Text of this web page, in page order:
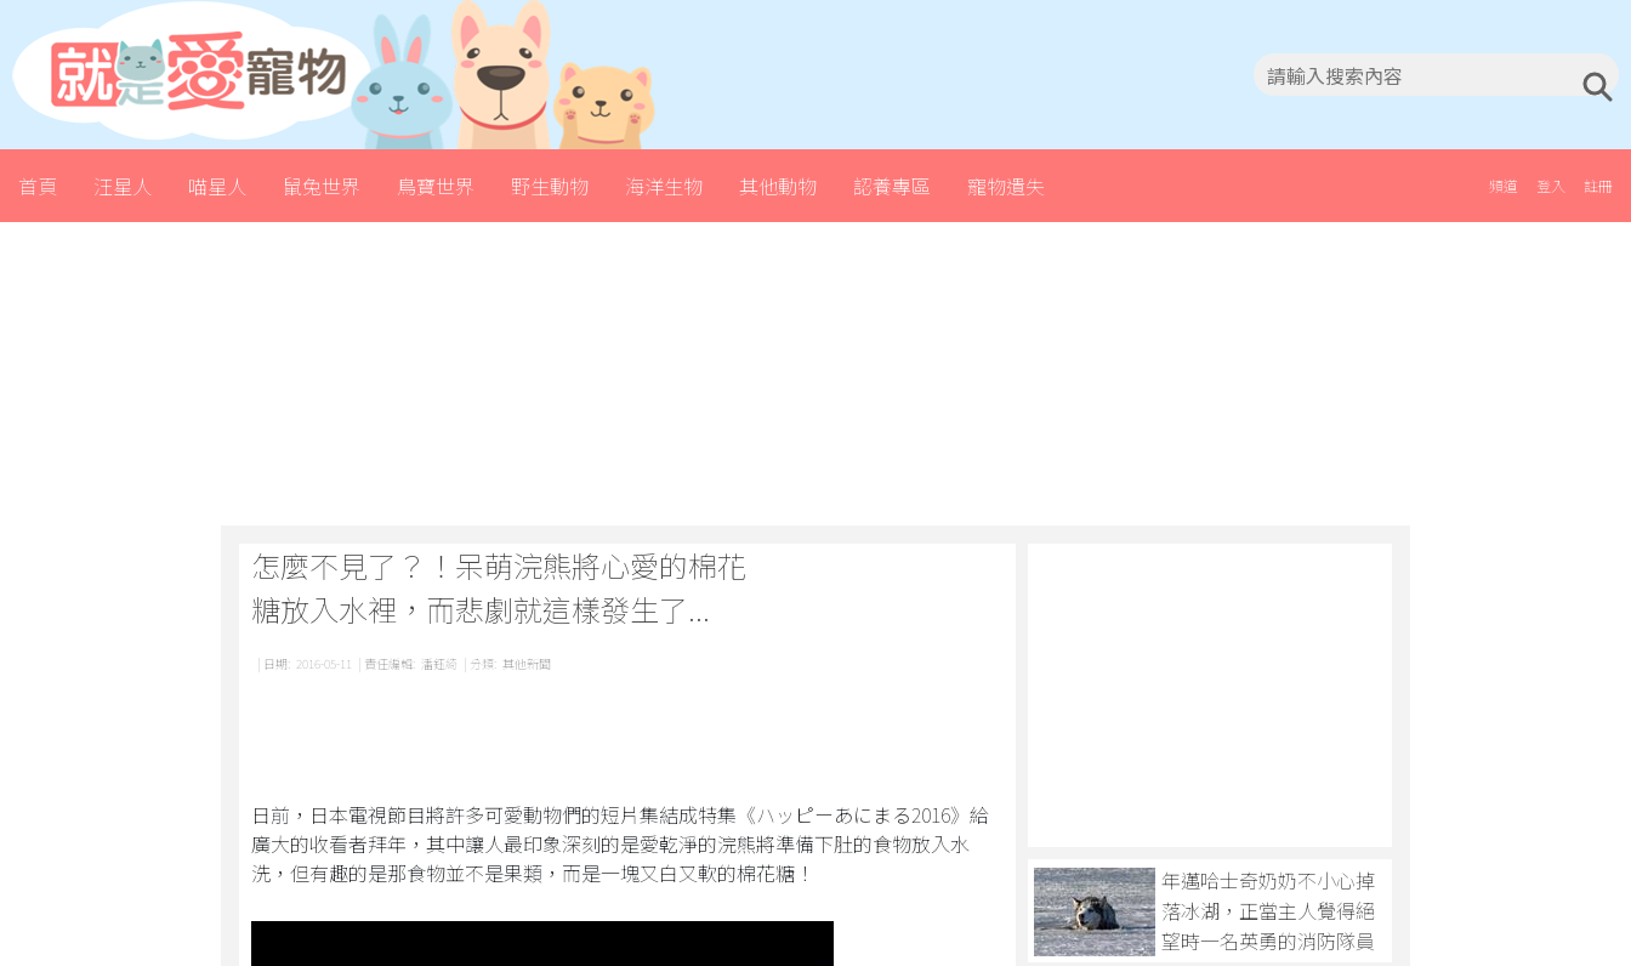
首頁 汪星人 喵星人 鼠兔世界 鳥寶世界 野生動物 海洋生物 其他動物 認養專區 寵物遺失 註冊
登入
頻道
怎麼不見了？！呆萌浣熊將心愛的棉花
糖放入水裡，而悲劇就這樣發生了...
| 日期: 2016-05-11 | 責任編輯: 潘鈺綺 | 分類: 其他新聞
日前，日本電視節目將許多可愛動物們的短片集結成特集《ハッピーあにまる2016》給
廣大的收看者拜年，其中讓人最印象深刻的是愛乾淨的浣熊將準備下肚的食物放入水
洗，但有趣的是那食物並不是果類，而是一塊又白又軟的棉花糖！
年邁哈士奇奶奶不小心掉
落冰湖，正當主人覺得絕
望時一名英勇的消防隊員